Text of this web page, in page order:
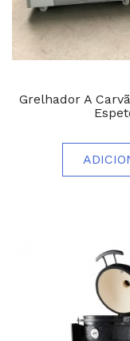
Grelhador A